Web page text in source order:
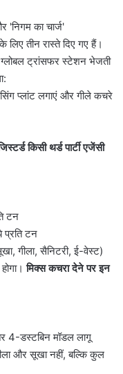
'निगम का चार्ज'
तीन रास्ते दिए गए हैं।
ट्रांसफर स्टेशन भेजती
प्लांट लगाएं और गीले कचरे
किसी थर्ड पार्टी एजेंसी
टन
प्रति टन
गीला, सैनिटरी, ई-वेस्ट)
मिक्स कचरा देने पर इन
4-डस्टबिन मॉडल लागू
और सूखा नहीं, बल्कि कुल